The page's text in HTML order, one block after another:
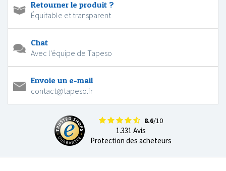
Retourner le produit ?
Équitable et transparent
Chat
Avec l'équipe de Tapeso
Envoie un e-mail
contact@tapeso.fr
8.6/10
1.331 Avis
Protection des acheteurs